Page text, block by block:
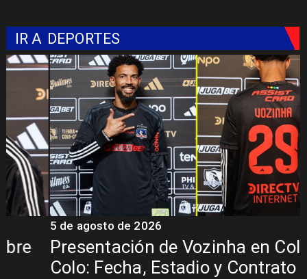
IR A DEPORTES
Presentación de Vozinha en Colo
Colo: Fecha, Estadio y Contrato
5 de agosto de 2026